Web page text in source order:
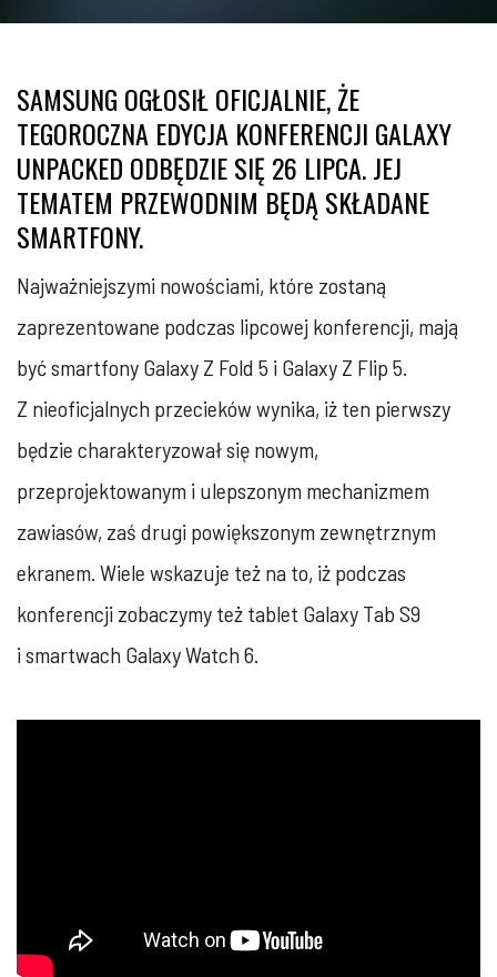
SAMSUNG OGŁOSIŁ OFICJALNIE, ŻE
TEGOROCZNA EDYCJA KONFERENCJI GALAXY
UNPACKED ODBĘDZIE SIĘ 26 LIPCA. JEJ
TEMATEM PRZEWODNIM BĘDĄ SKŁADANE
SMARTFONY.
Najważniejszymi nowościami, które zostaną
zaprezentowane podczas lipcowej konferencji, mają
być smartfony Galaxy Z Fold 5 i Galaxy Z Flip 5.
Z nieoficjalnych przecieków wynika, iż ten pierwszy
będzie charakteryzował się nowym,
przeprojektowanym i ulepszonym mechanizmem
zawiasów, zaś drugi powiększonym zewnętrznym
ekranem. Wiele wskazuje też na to, iż podczas
konferencji zobaczymy też tablet Galaxy Tab S9
i smartwach Galaxy Watch 6.